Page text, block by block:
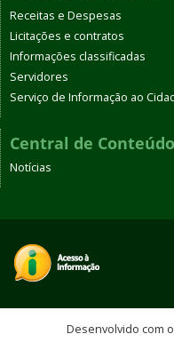
Receitas e Despesas
Licitações e contratos
Informações classificadas
Servidores
Serviço de Informação ao
Central de
Notícias
Desenvolvido com